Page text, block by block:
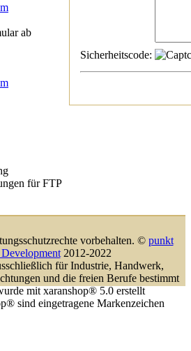
ab
für FTP
Sicherheitscode:
vorbehalten. © punkt
2012-2022
für Industrie, Handwerk,
und die freien Berufe bestimmt
mit xaranshop® 5.0 erstellt
sind eingetragene Markenzeichen